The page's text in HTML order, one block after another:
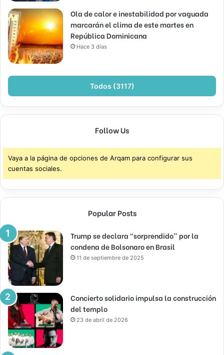
Ola de calor e inestabilidad por vaguada
marcarán el clima de este martes en
República Dominicana
Hace 3 días
Todos (3117)
Follow Us
Vaya a la página de opciones de Arqam para configurar sus
cuentas sociales.
Popular Posts
Trump se declara “sorprendido” por la
condena de Bolsonaro en Brasil
11 de septiembre de 2025
Concierto solidario impulsa la construcción
del templo
23 de abril de 2026